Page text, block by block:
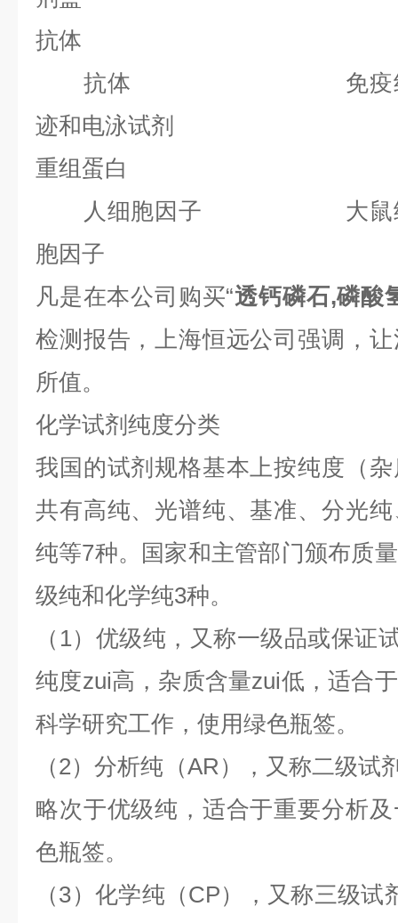
抗体
抗体 免疫组化
迹和电泳试剂
重组蛋白
人细胞因子 大鼠细
胞因子
凡是在本公司购买“透钙磷石,磷酸
检测报告，上海恒远公司强调，
所值。
化学试剂纯度分类
我国的试剂规格基本上按纯度（
共有高纯、光谱纯、基准、分光
纯等7种。国家和主管部门颁布质
级纯和化学纯3种。
（1）优级纯，又称一级品或保证
纯度zui高，杂质含量zui低，适合
科学研究工作，使用绿色瓶签。
（2）分析纯（AR），又称二级试
略次于优级纯，适合于重要分析
色瓶签。
（3）化学纯（CP），又称三级